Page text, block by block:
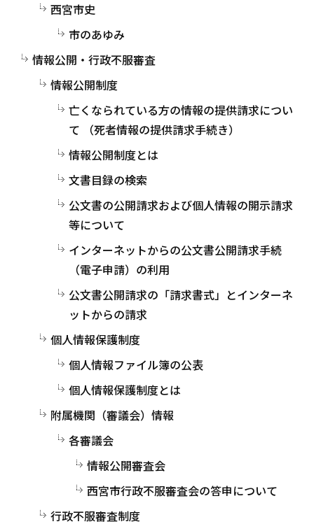
西宮市史
市のあゆみ
情報公開・行政不服審査
情報公開制度
亡くなられている方の情報の提供請求につい
て （死者情報の提供請求手続き）
情報公開制度とは
文書目録の検索
公文書の公開請求および個人情報の開示請求
等について
インターネットからの公文書公開請求手続
（電子申請）の利用
公文書公開請求の「請求書式」とインターネ
ットからの請求
個人情報保護制度
個人情報ファイル簿の公表
個人情報保護制度とは
附属機関（審議会）情報
各審議会
情報公開審査会
西宮市行政不服審査会の答申について
行政不服審査制度